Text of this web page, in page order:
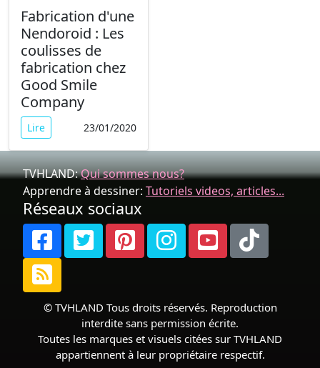
Fabrication d'une
Nendoroid : Les
coulisses de
fabrication chez
Good Smile
Company
Lire 23/01/2020
TVHLAND:Qui sommes nous?
Apprendre à dessiner: Tutoriels videos, articles...
Réseaux sociaux
© TVHLAND Tous droits réservés. Reproduction
interdite sans permission écrite.
Toutes les marques et visuels citées sur TVHLAND
appartiennent à leur propriétaire respectif.